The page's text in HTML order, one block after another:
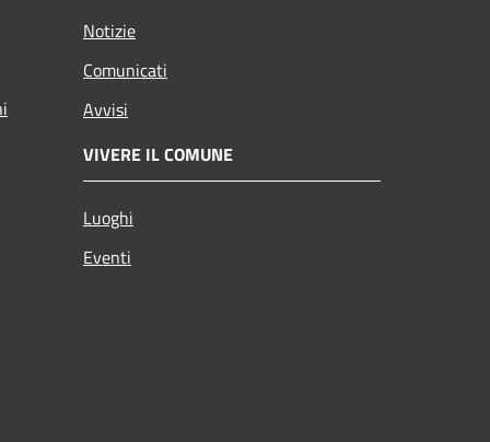
Notizie
Comunicati
Avvisi
VIVERE IL COMUNE
Luoghi
Eventi